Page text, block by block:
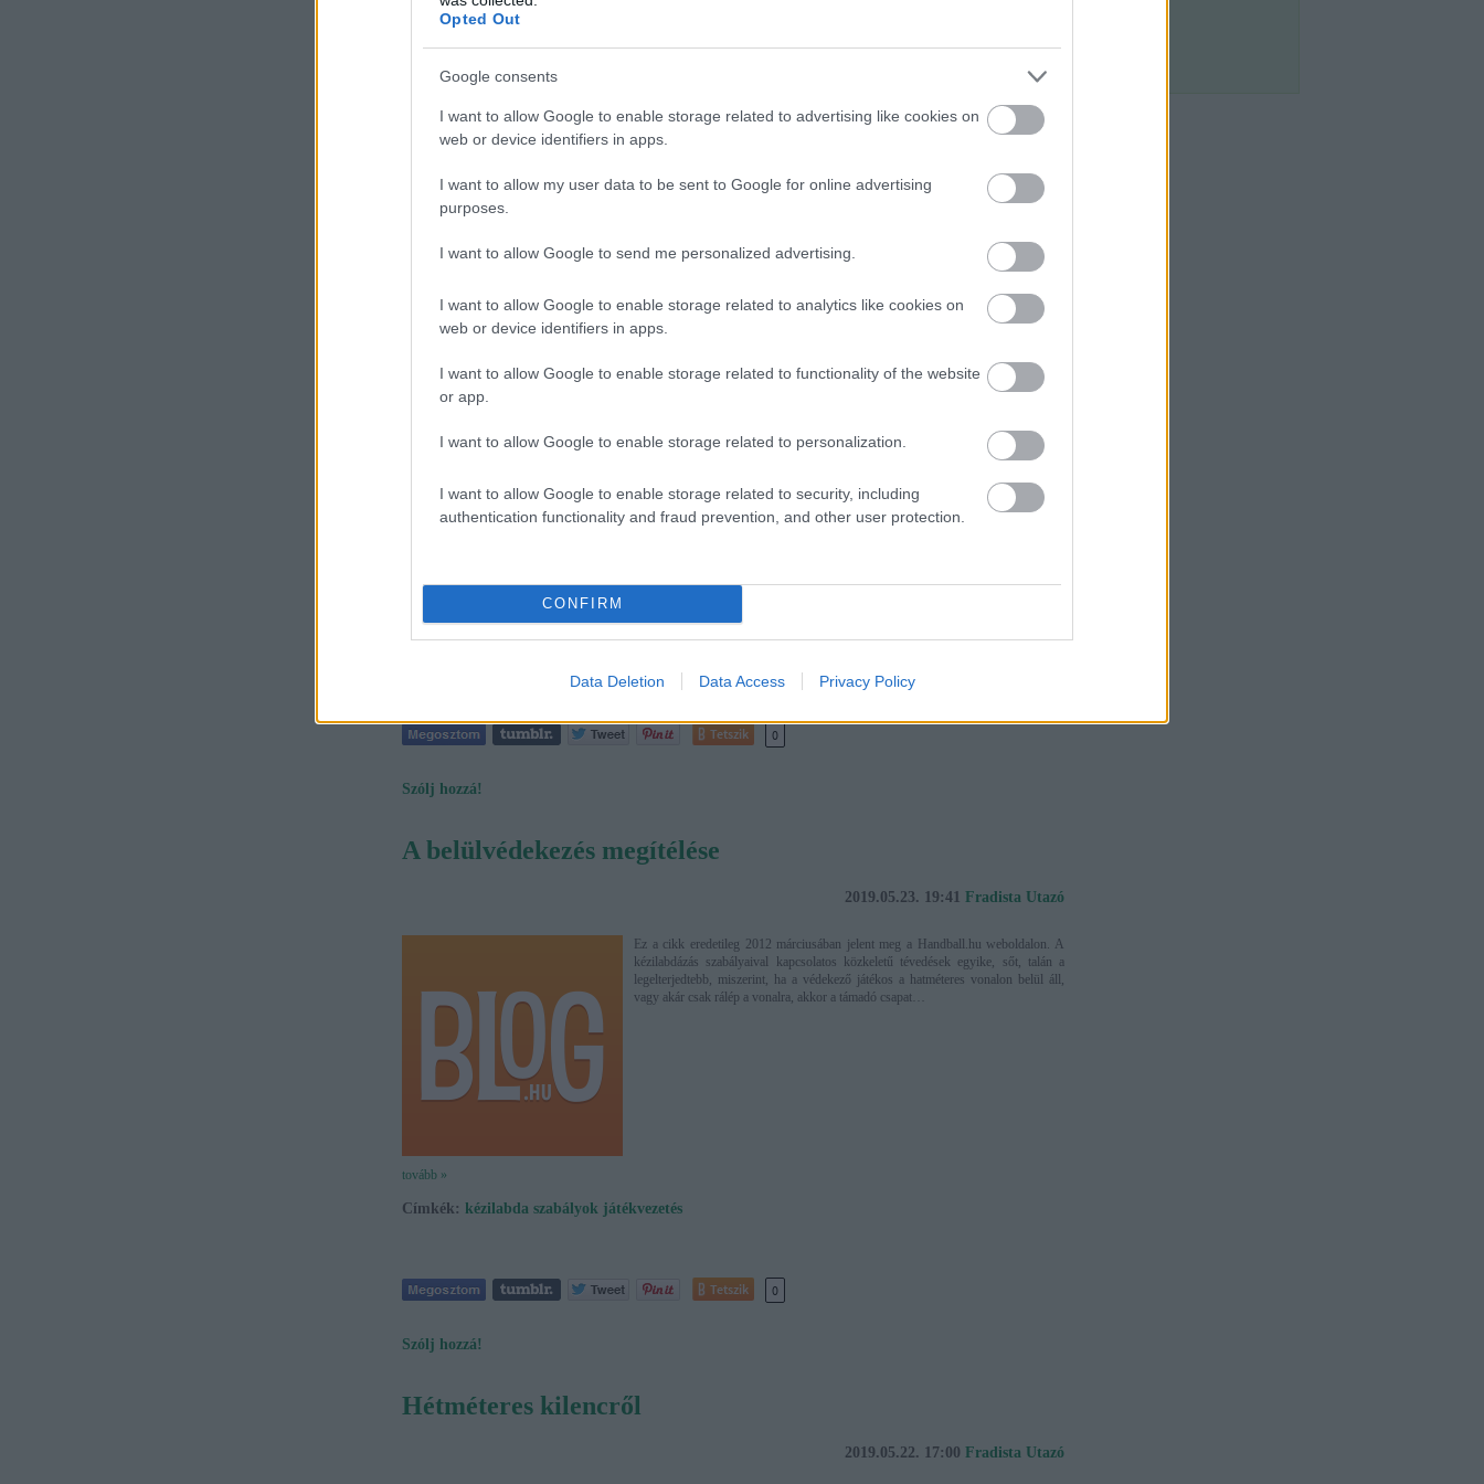
Opted Out
Google consents
I want to allow Google to enable storage related to advertising like cookies on
web or device identifiers in apps.
I want to allow my user data to be sent to Google for online advertising
purposes.
I want to allow Google to send me personalized advertising.
I want to allow Google to enable storage related to analytics like cookies on
web or device identifiers in apps.
I want to allow Google to enable storage related to functionality of the website
or app.
I want to allow Google to enable storage related to personalization.
I want to allow Google to enable storage related to security, including
authentication functionality and fraud prevention, and other user protection.
CONFIRM
Data Deletion Data Access Privacy Policy
Tetszik 0
Az előnyszabály helyes alkalmazása
Ez a cikk eredetileg 2013 áprilisában jelent meg a Handball.hu weboldalon Az
vagy valamely hasonló, ezzel egyenértékű kifejezés, sok…
tovább »
Tetszik 0
Szólj hozzá!
A belülvédekezés megítélése
2019.05.23. 19:41 Fradista Utazó
Ez a cikk eredetileg 2012 márciusában jelent meg a Handball.hu weboldalon. A
kézilabdázás szabályaival kapcsolatos közkeletű tévedések egyike, sőt, talán a
legelterjedtebb, miszerint, ha a védekező játékos a hatméteres vonalon belül áll,
vagy akár csak rálép a vonalra, akkor a támadó csapat…
tovább »
Címkék: kézilabda szabályok játékvezetés
Tetszik 0
Szólj hozzá!
Hétméteres kilencről
2019.05.22. 17:00 Fradista Utazó